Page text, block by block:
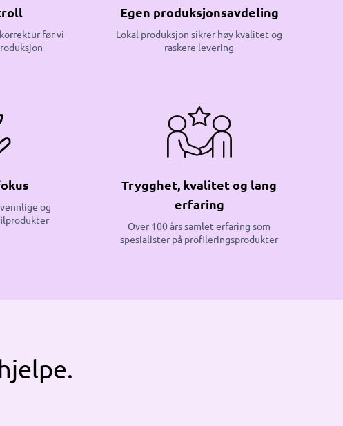
før vi
Egen produksjonsavdeling
Lokal produksjon sikrer høy kvalitet og
raskere levering
og
Trygghet, kvalitet og lang
erfaring
Over 100 års samlet erfaring som
spesialister på profileringsprodukter